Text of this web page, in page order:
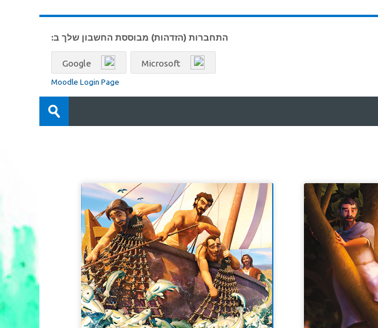
התחברות (הזדהות) מבוססת החשבון שלך ב:
Moodle Login Page
שמירה